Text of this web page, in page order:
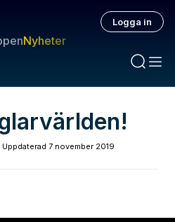
Nyheter
Logga in
Uppdaterad 7 november 2019